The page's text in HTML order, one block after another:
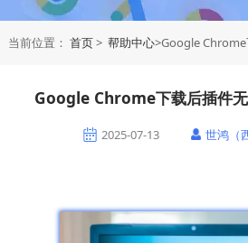
当前位置： 首页> 帮助中心>Google Chrome
Google Chrome下载后插件
2025-07-13 世鸿（